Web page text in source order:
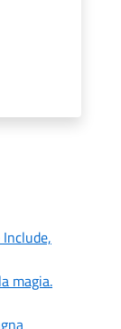
magia.